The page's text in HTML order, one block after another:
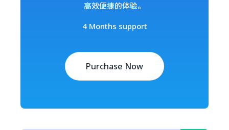
高效便捷的体验。
4 Months support
Purchase Now